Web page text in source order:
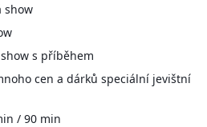
show
s příběhem
cen a dárků speciální jevištní
/ 90 min